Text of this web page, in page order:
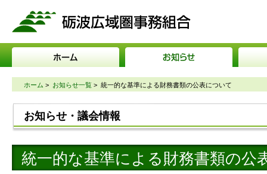
ホーム > お知らせ一覧 > 統一的な基準による財務書類の公表について
お知らせ・議会情報
統一的な基準による財務書類の公